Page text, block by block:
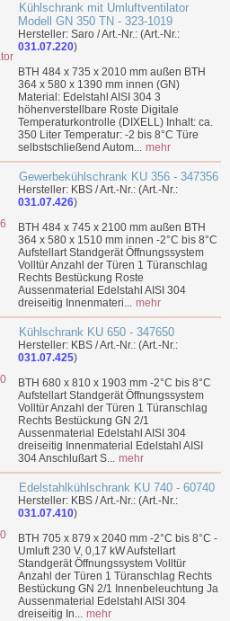
Kühlschrank mit Umluftventilator
Modell GN 350 TN - 323-1019
Hersteller: Saro / Art.-Nr.: (Art.-Nr.:
031.07.220)
BTH 484 x 735 x 2010 mm außen BTH
364 x 580 x 1390 mm innen (GN)
Material: Edelstahl AISI 304 3
höhenverstellbare Roste Digitale
Temperaturkontrolle (DIXELL) Inhalt: ca.
350 Liter Temperatur: -2 bis 8°C Türe
selbstschließend Autom... mehr
Gewerbekühlschrank KU 356 - 347356
Hersteller: KBS / Art.-Nr.: (Art.-Nr.:
031.07.426)
BTH 484 x 745 x 2100 mm außen BTH
364 x 580 x 1510 mm innen -2°C bis 8°C
Aufstellart Standgerät Öffnungssystem
Volltür Anzahl der Türen 1 Türanschlag
Rechts Bestückung Roste
Aussenmaterial Edelstahl AISI 304
dreiseitig Innenmateri... mehr
Kühlschrank KU 650 - 347650
Hersteller: KBS / Art.-Nr.: (Art.-Nr.:
031.07.425)
BTH 680 x 810 x 1903 mm -2°C bis 8°C
Aufstellart Standgerät Öffnungssystem
Volltür Anzahl der Türen 1 Türanschlag
Rechts Bestückung GN 2/1
Aussenmaterial Edelstahl AISI 304
dreiseitig Innenmaterial Edelstahl AISI
304 Anschlußart S... mehr
Edelstahlkühlschrank KU 740 - 60740
Hersteller: KBS / Art.-Nr.: (Art.-Nr.:
031.07.410)
BTH 705 x 879 x 2040 mm -2°C bis 8°C -
Umluft 230 V, 0,17 kW Aufstellart
Standgerät Öffnungssystem Volltür
Anzahl der Türen 1 Türanschlag Rechts
Bestückung GN 2/1 Innenbeleuchtung Ja
Aussenmaterial Edelstahl AISI 304
dreiseitig In... mehr